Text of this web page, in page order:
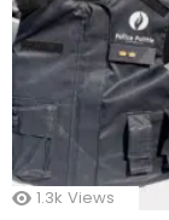
1.3k Views